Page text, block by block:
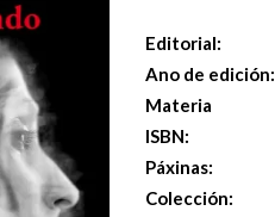
Editorial:
Ano de edición:
Materia
ISBN:
Páxinas:
Colección: